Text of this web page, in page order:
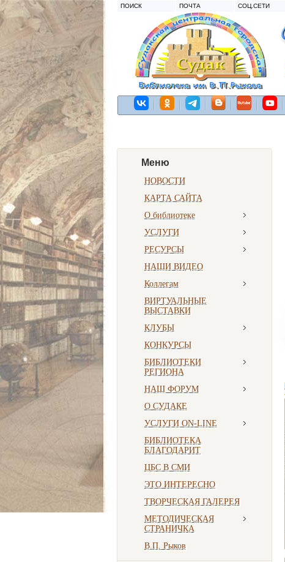
ПОИСК ПОЧТА СОЦ.СЕТИ
Меню
НОВОСТИ
КАРТА САЙТА
О библиотеке
УСЛУГИ
РЕСУРСЫ
НАШИ ВИДЕО
Коллегам
ВИРТУАЛЬНЫЕ
ВЫСТАВКИ
КЛУБЫ
КОНКУРСЫ
БИБЛИОТЕКИ
РЕГИОНА
НАШ ФОРУМ
О СУДАКЕ
УСЛУГИ ON-LINE
БИБЛИОТЕКА
БЛАГОДАРИТ
ЦБС В СМИ
ЭТО ИНТЕРЕСНО
ТВОРЧЕСКАЯ ГАЛЕРЕЯ
МЕТОДИЧЕСКАЯ
СТРАНИЧКА
В.П. Рыков